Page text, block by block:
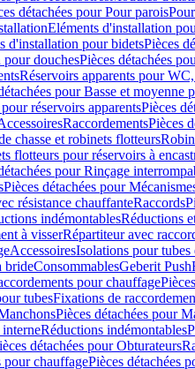
détachées pour Pour parois
Eléments d'installation
d'installation pour bidetsPièces
douchesPièces détachées
Réservoirs apparents pour
pour Basse et moyenne
réservoirs apparentsPièces
RaccordementsPièces
chasse et robinets flotteurs
flotteurs pour réservoirs à
pour Rinçage
Pièces détachées pour
résistance chauffanteRaccords
indémontablesRéductions
à visserRépartiteur avec
AccessoiresIsolations pour tubes
brideConsommablesGeberit
pour chauffage
tubesFixations de
Pièces détachées pour
Réductions indémontables
détachées pour Obturateurs
pour chauffagePièces détachées